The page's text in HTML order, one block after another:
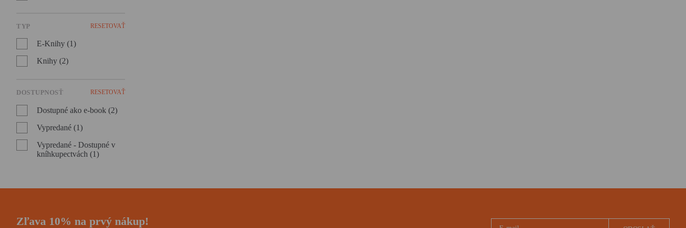
TYP RESETOVAŤ
E-Knihy (1)
Knihy (2)
DOSTUPNOSŤ RESETOVAŤ
Dostupné ako e-book (2)
Vypredané (1)
Vypredané - Dostupné v
kníhkupectvách (1)
Zľava 10% na prvý nákup!